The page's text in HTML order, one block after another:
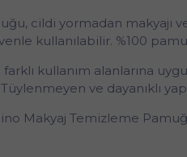
cildi yormadan makyajı
kullanılabilir. %100
kullanım alanlarına
ve dayanıklı
Makyaj Temizleme